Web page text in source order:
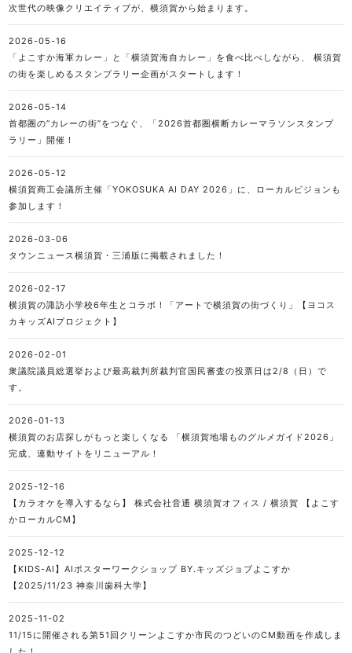
次世代の映像クリエイティブが、横須賀から始まります。
2026-05-16
「よこすか海軍カレー」と「横須賀海自カレー」を食べ比べしながら、 横須賀
の街を楽しめるスタンプラリー企画がスタートします！
2026-05-14
首都圏の“カレーの街”をつなぐ、「2026首都圏横断カレーマラソンスタンプ
ラリー」開催！
2026-05-12
横須賀商工会議所主催「YOKOSUKA AI DAY 2026」に、ローカルビジョンも
参加します！
2026-03-06
タウンニュース横須賀・三浦版に掲載されました！
2026-02-17
横須賀の諏訪小学校6年生とコラボ！「アートで横須賀の街づくり」【ヨコス
カキッズAIプロジェクト】
2026-02-01
衆議院議員総選挙および最高裁判所裁判官国民審査の投票日は2/8（日）で
す。
2026-01-13
横須賀のお店探しがもっと楽しくなる 「横須賀地場ものグルメガイド2026」
完成、連動サイトをリニューアル！
2025-12-16
【カラオケを導入するなら】 株式会社音通 横須賀オフィス / 横須賀 【よこす
かローカルCM】
2025-12-12
【KIDS-AI】AIポスターワークショップ BY.キッズジョブよこすか
【2025/11/23 神奈川歯科大学】
2025-11-02
11/15に開催される第51回クリーンよこすか市民のつどいのCM動画を作成しま